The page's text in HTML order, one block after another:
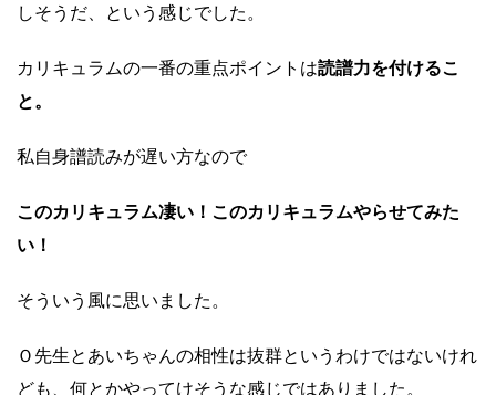
しそうだ、という感じでした。
カリキュラムの一番の重点ポイントは読譜力を付けるこ
と。
私自身譜読みが遅い方なので
このカリキュラム凄い！このカリキュラムやらせてみた
い！
そういう風に思いました。
Ｏ先生とあいちゃんの相性は抜群というわけではないけれ
ども、何とかやってけそうな感じではありました。